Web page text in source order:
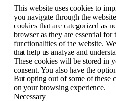
This website uses cookies to
you navigate through the
cookies that are categorized as
browser as they are essential
functionalities of the website.
that help us analyze and
These cookies will be stored in
consent. You also have the
But opting out of some of these
on your browsing experience.
Necessary